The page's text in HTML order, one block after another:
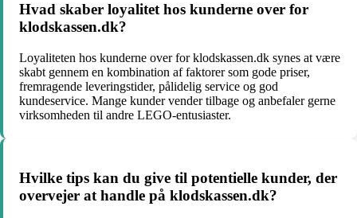
Hvad skaber loyalitet hos kunderne over for
klodskassen.dk?
Loyaliteten hos kunderne over for klodskassen.dk synes at være
skabt gennem en kombination af faktorer som gode priser,
fremragende leveringstider, pålidelig service og god
kundeservice. Mange kunder vender tilbage og anbefaler gerne
virksomheden til andre LEGO-entusiaster.
Hvilke tips kan du give til potentielle kunder, der
overvejer at handle på klodskassen.dk?